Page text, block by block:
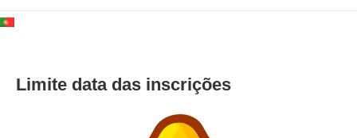
Limite data das inscrições